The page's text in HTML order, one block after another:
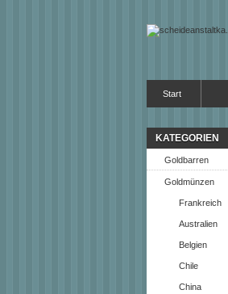
Start
KATEGORIEN
Goldbarren
Goldmünzen
Frankreich
Australien
Belgien
Chile
China